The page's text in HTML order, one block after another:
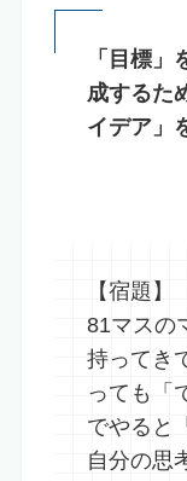
「目標
成するた
イデア」
【宿題】
81マスの
持ってき
っても「
でやると
自分の思